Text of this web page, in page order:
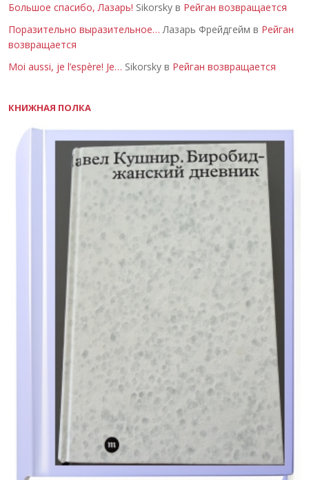
Большое спасибо, Лазарь! Sikorsky в Рейган возвращается
Поразительно выразительное… Лазарь Фрейдгейм в Рейган
возвращается
Moi aussi, je l’espère! Je… Sikorsky в Рейган возвращается
КНИЖНАЯ ПОЛКА